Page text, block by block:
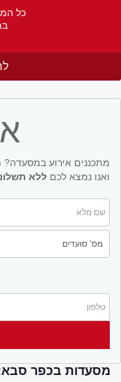
כל
מתכננים אירוע במסעדה?
ואנו נמצא לכם ללא
מסעדות בכפר סבא: